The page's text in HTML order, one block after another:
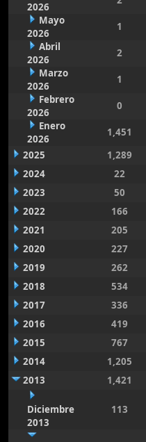
2026
Mayo
2026
1
Abril
2026
2
Marzo
2026
1
Febrero
2026
0
Enero
2026
1,451
2025
1,289
2024
22
2023
50
2022
166
2021
205
2020
227
2019
262
2018
534
2017
336
2016
419
2015
767
2014
1,205
2013
1,421
Diciembre
2013
113